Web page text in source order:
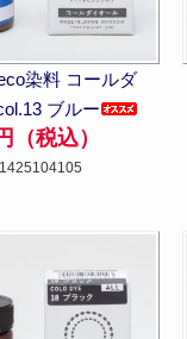
染料 コールダ
ブルー
（税込）